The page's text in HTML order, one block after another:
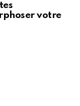
votre